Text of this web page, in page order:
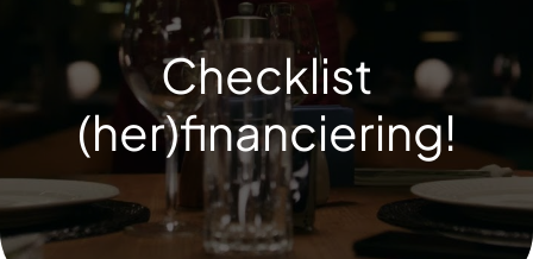
Checklist
(her)financiering!